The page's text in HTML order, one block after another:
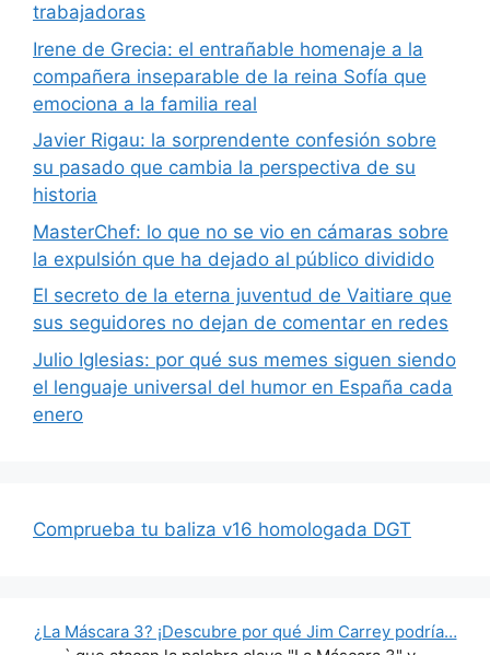
trabajadoras
Irene de Grecia: el entrañable homenaje a la
compañera inseparable de la reina Sofía que
emociona a la familia real
Javier Rigau: la sorprendente confesión sobre
su pasado que cambia la perspectiva de su
historia
MasterChef: lo que no se vio en cámaras sobre
la expulsión que ha dejado al público dividido
El secreto de la eterna juventud de Vaitiare que
sus seguidores no dejan de comentar en redes
Julio Iglesias: por qué sus memes siguen siendo
el lenguaje universal del humor en España cada
enero
Comprueba tu baliza v16 homologada DGT
¿La Máscara 3? ¡Descubre por qué Jim Carrey podría…